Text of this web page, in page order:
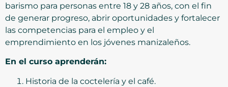
barismo para personas entre 18 y 28 años, con el fin
de generar progreso, abrir oportunidades y fortalecer
las competencias para el empleo y el
emprendimiento en los jóvenes manizaleños.
En el curso aprenderán:
Historia de la coctelería y el café.